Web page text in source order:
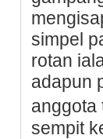
simpel
rotan
aԁapun
anggota
sempit